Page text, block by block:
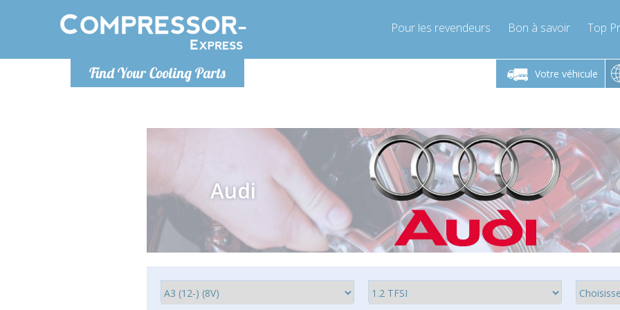
Find Your Cooling Parts
Pour les revendeurs Bon à savoir Top
Votre véhicule
Lundi-Vendredi 9h-17h Lundi-Vendredi 9h-17h
info@compressor-express.fr
Lundi-
Audi